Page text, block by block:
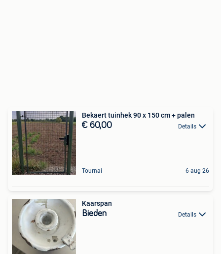
Bekaert tuinhek 90 x 150 cm + palen
€ 60,00 Details
Tournai 6 aug 26
Kaarspan
Bieden Details